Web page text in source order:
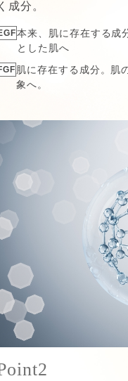
成分。
本来、肌に存在する成
とした肌へ
肌に存在する成分。肌
象へ。